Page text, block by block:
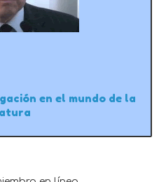
en el mundo de la